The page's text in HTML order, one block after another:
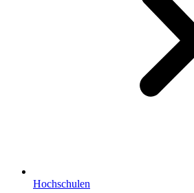
Hochschulen